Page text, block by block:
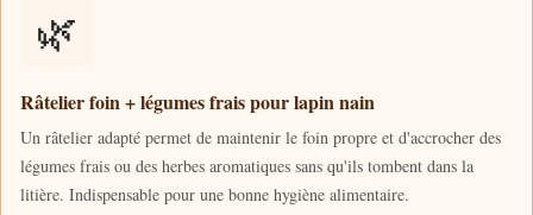
🌿
Râtelier foin + légumes frais pour lapin nain
Un râtelier adapté permet de maintenir le foin propre et d'accrocher des
légumes frais ou des herbes aromatiques sans qu'ils tombent dans la
litière. Indispensable pour une bonne hygiène alimentaire.